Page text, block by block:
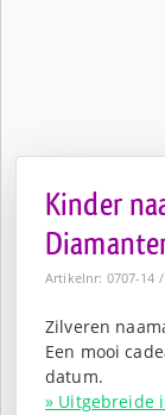
Kinder
Artikelnr: 0707-14
Zilveren
Een mooi
datum.
» Uitgebreide